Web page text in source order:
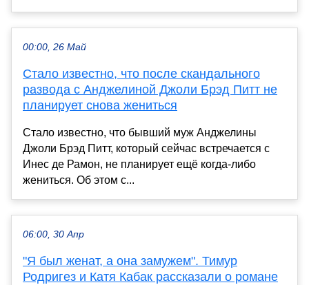
00:00, 26 Май
Стало известно, что после скандального
развода с Анджелиной Джоли Брэд Питт не
планирует снова жениться
Стало известно, что бывший муж Анджелины
Джоли Брэд Питт, который сейчас встречается с
Инес де Рамон, не планирует ещё когда-либо
жениться. Об этом с...
06:00, 30 Апр
"Я был женат, а она замужем". Тимур
Родригез и Катя Кабак рассказали о романе